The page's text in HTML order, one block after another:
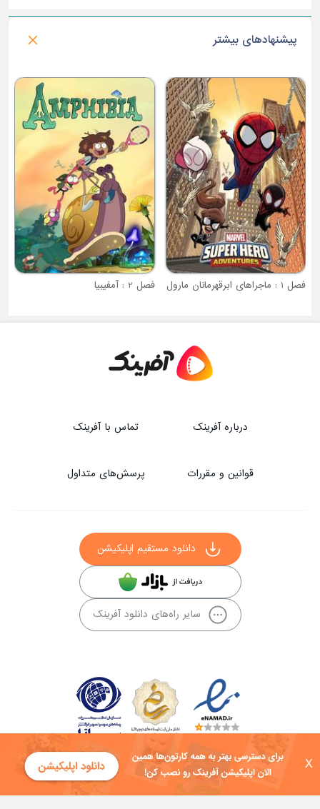
X
پیشنهادهای بیشتر
فصل 2 : آمفیبیا
فصل 1 : خرس های شهر چای
درباره آفرینک تماس با آفرینک
قوانین و مقررات پرسش‌های متداول
دانلود مستقیم اپلیکیشن
سایر راه‌های دانلود آفرینک
کلیه حقوق این سایت به شرکت توسعه فناوی هفت آسمان توکان تعلق دارد و